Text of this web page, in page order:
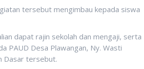
tersebut mengimbau kepada siswa
dapat rajin sekolah dan mengaji, serta
PAUD Desa Plawangan, Ny. Wasti
Dasar tersebut.